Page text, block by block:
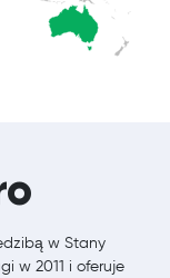
w Stany
w 2011 i oferuje